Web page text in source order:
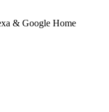
& Google Home